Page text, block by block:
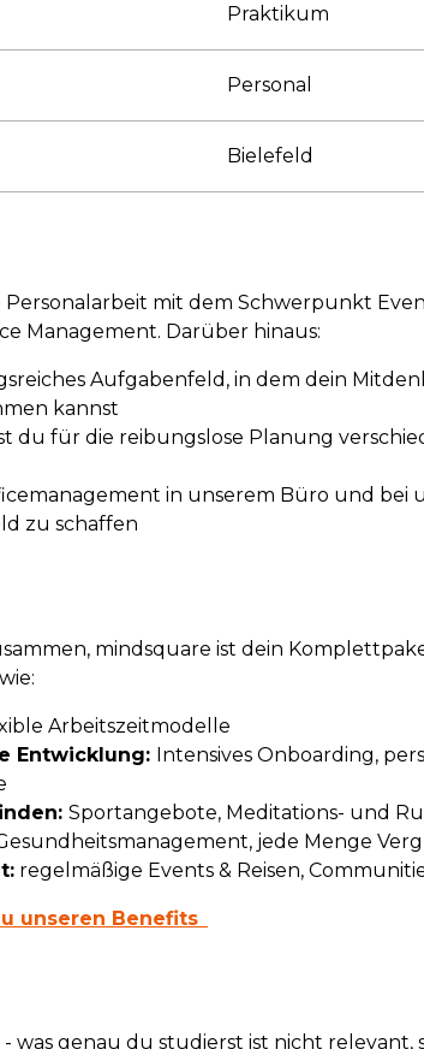
Praktikum
Personal
Bielefeld
Personalarbeit mit dem Schwerpunkt
Management. Darüber hinaus:
Aufgabenfeld, in dem dein
kannst
du für die reibungslose Planung
in unserem Büro und bei
zu schaffen
mindsquare ist dein
Arbeitszeitmodelle
Entwicklung: Intensives Onboarding,
Sportangebote, Meditations- und
jede Menge
regelmäßige Events & Reisen,
unseren Benefits
was genau du studierst ist nicht relevant,